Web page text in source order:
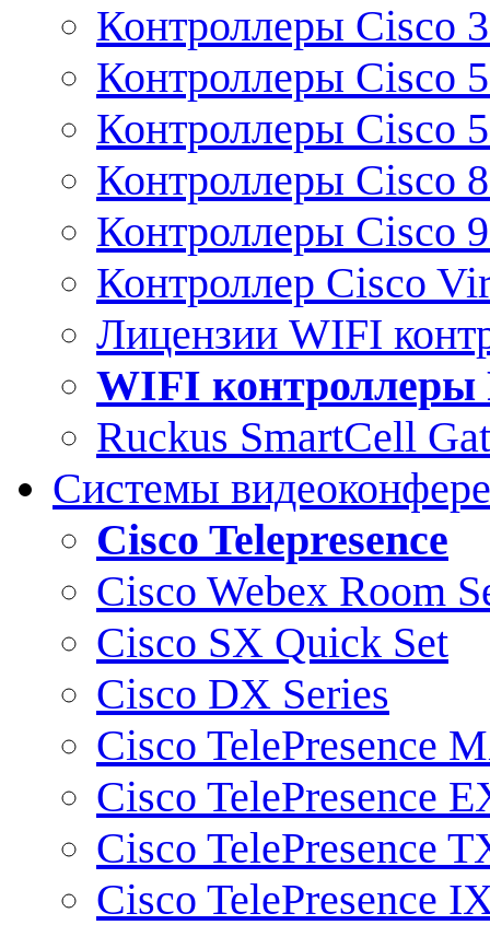
Контроллеры Cisco
Контроллеры Cisco
Контроллеры Cisco
Контроллеры Cisco
Контроллеры Cisco
Контроллер Cisco
Лицензии WIFI
WIFI контроллеры
Ruckus SmartCell
Системы
Cisco Telepresence
Cisco Webex Room
Cisco SX Quick Set
Cisco DX Series
Cisco TelePresence
Cisco TelePresence
Cisco TelePresence
Cisco TelePresence